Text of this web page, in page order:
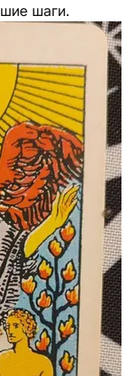
шаги.